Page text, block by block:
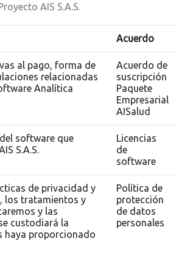
AIS S.A.S.
Acuerdo
al pago, forma de
relacionadas
Analítica
Acuerdo de
suscripción
Paquete
Empresarial
AISalud
software que
S.A.S.
Licencias
de
software
de privacidad y
los tratamientos y
y las
custodiará la
haya proporcionado
Política de
protección
de datos
personales